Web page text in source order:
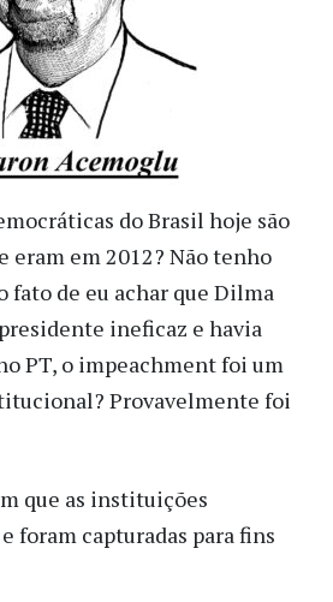
do Brasil hoje são
eram em 2012? Não tenho
fato de eu achar que Dilma
ineficaz e havia
PT, o impeachment foi um
Provavelmente foi
que as instituições
foram capturadas para fins